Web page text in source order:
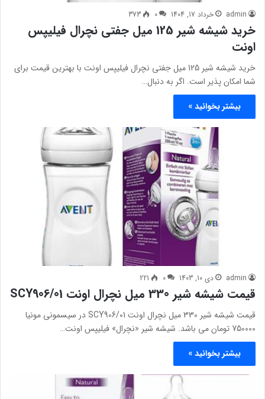
admin خرداد 17, 1404 0
373
خرید شیشه شیر 125 میل جفتی نچرال فیلیپس
اونت
خرید شیشه شیر 125 میل جفتی نچرال فیلیپس اونت با بهترین قیمت برای
شما امکان پذیر است. اگر به دنبال…
بیشتر بخوانید »
admin دی 10, 1403 0
221
قیمت شیشه شیر 330 میل نچرال اونت SCY906/01
قیمت شیشه شیر 330 میل نچرال اونت SCY906/01 در سیسمونی مونیا
750000 تومان می باشد. شیشه شیر «نچرال» فیلیپس اونت…
بیشتر بخوانید »